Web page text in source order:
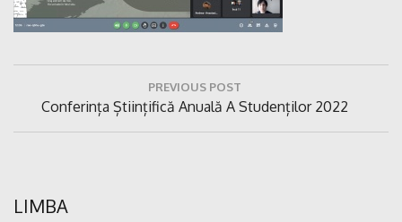
articole
PREVIOUS POST
Previous
Post:
Conferința Științifică Anuală A Studenților 2022
LIMBA